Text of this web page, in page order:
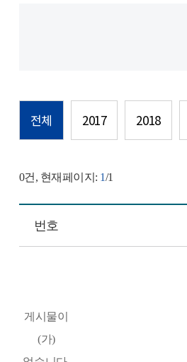
전체 2017 2018
0건, 현재페이지: 1/1
번호
게시물이
(가)